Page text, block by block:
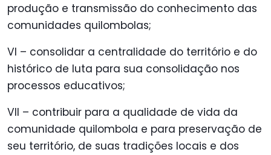
produção e transmissão do conhecimento das
comunidades quilombolas;
VI – consolidar a centralidade do território e do
histórico de luta para sua consolidação nos
processos educativos;
VII – contribuir para a qualidade de vida da
comunidade quilombola e para preservação de
seu território, de suas tradições locais e dos